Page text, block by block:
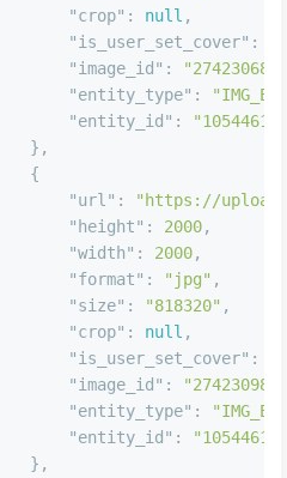
"size" : "785773"
"crop": null
"is_user_set_cover":
"image_id": "27423068"
"entity_type"
:
}
"url":
"https://upload-
"height"
2000
"width": 2000,
"format"
: "jpg",
"size" : "818320"
"crop": null
"is_user_set_cover":
"image_id": "27423098"
"entity_type"
: